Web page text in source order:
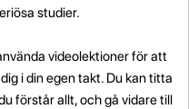
studier.
videolektioner för att
i din egen takt. Du kan titta
förstår allt, och gå vidare till